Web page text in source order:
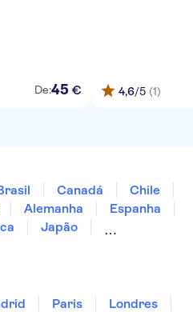
De:45 € 4,6/5 (1)
Canadá
Chile
Alemanha
Espanha
Japão
Paris
Londres